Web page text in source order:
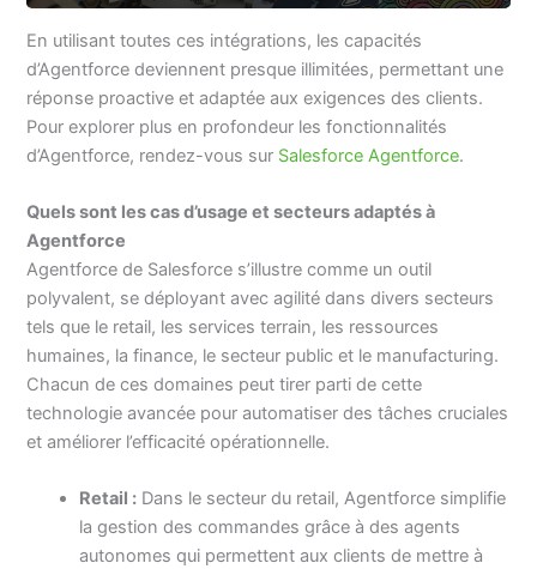
En utilisant toutes ces intégrations, les capacités
d’Agentforce deviennent presque illimitées, permettant une
réponse proactive et adaptée aux exigences des clients.
Pour explorer plus en profondeur les fonctionnalités
d’Agentforce, rendez-vous sur Salesforce Agentforce.
Quels sont les cas d’usage et secteurs adaptés à
Agentforce
Agentforce de Salesforce s’illustre comme un outil
polyvalent, se déployant avec agilité dans divers secteurs
tels que le retail, les services terrain, les ressources
humaines, la finance, le secteur public et le manufacturing.
Chacun de ces domaines peut tirer parti de cette
technologie avancée pour automatiser des tâches cruciales
et améliorer l’efficacité opérationnelle.
Retail : Dans le secteur du retail, Agentforce simplifie
la gestion des commandes grâce à des agents
autonomes qui permettent aux clients de mettre à